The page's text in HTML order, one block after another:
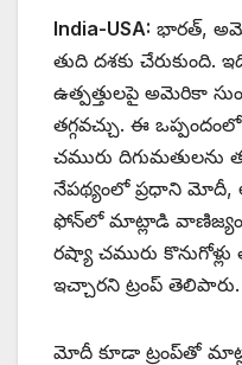
India-USA: భారత్‌,
తుది దశకు చేరుకుంది.
ఉత్పత్తులపై అమెరికా
తగ్గవచ్చు. ఈ
చమురు దిగుమతులను
నేపథ్యంలో ప్రధాని మోదీ,
ఫోన్‌లో మాట్లాడి వాణిజ్యం,
రష్యా చమురు
ఇచ్చారని ట్రంప్ తెలిపారు.
మోదీ కూడా ట్రంప్‌తో